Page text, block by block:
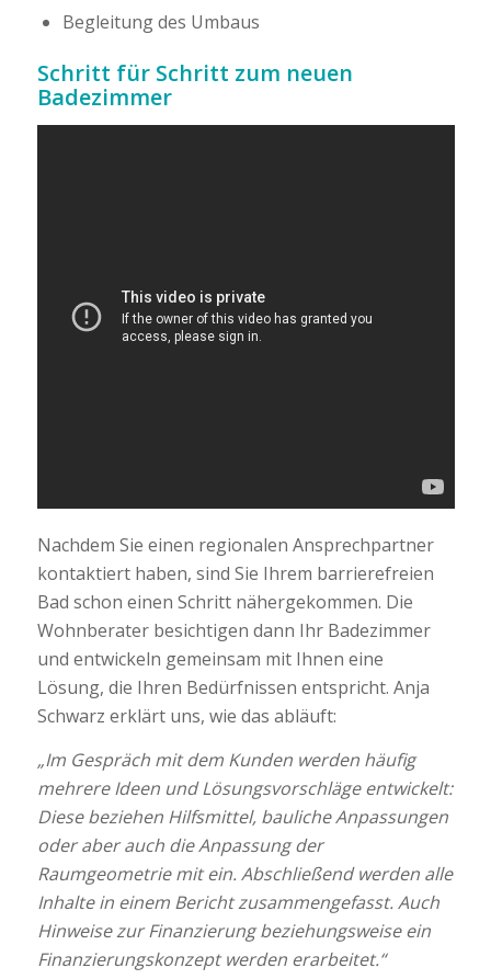
Begleitung des Umbaus
Schritt für Schritt zum neuen
Badezimmer
Nachdem Sie einen regionalen Ansprechpartner
kontaktiert haben, sind Sie Ihrem barrierefreien
Bad schon einen Schritt nähergekommen. Die
Wohnberater besichtigen dann Ihr Badezimmer
und entwickeln gemeinsam mit Ihnen eine
Lösung, die Ihren Bedürfnissen entspricht. Anja
Schwarz erklärt uns, wie das abläuft:
„Im Gespräch mit dem Kunden werden häufig
mehrere Ideen und Lösungsvorschläge entwickelt:
Diese beziehen Hilfsmittel, bauliche Anpassungen
oder aber auch die Anpassung der
Raumgeometrie mit ein. Abschließend werden alle
Inhalte in einem Bericht zusammengefasst. Auch
Hinweise zur Finanzierung beziehungsweise ein
Finanzierungskonzept werden erarbeitet.“